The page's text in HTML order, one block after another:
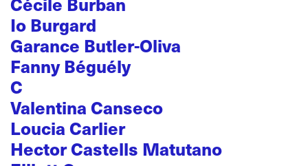
Io Burgard
Garance Butler-Oliva
Fanny Béguély
C
Valentina Canseco
Loucia Carlier
Hector Castells Matutano